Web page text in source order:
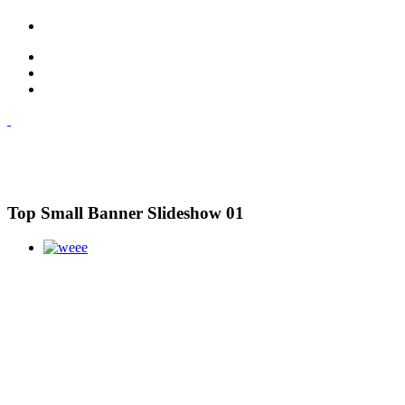
Top Small Banner Slideshow 01